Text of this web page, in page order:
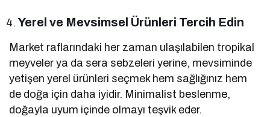
Yerel ve Mevsimsel Ürünleri Tercih Edin
Market raflarındaki her zaman ulaşılabilen tropikal
meyveler ya da sera sebzeleri yerine, mevsiminde
yetişen yerel ürünleri seçmek hem sağlığınız hem
de doğa için daha iyidir. Minimalist beslenme,
doğayla uyum içinde olmayı teşvik eder.